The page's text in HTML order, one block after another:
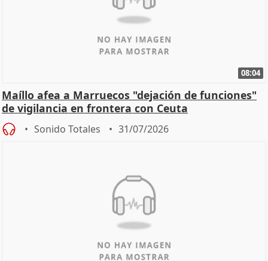
08:04
Maíllo afea a Marruecos "dejación de funciones"
de vigilancia en frontera con Ceuta
Sonido Totales 31/07/2026